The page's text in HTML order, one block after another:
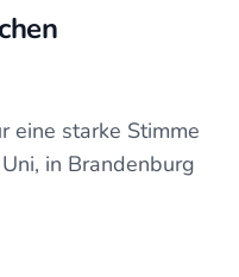
eine starke Stimme
in Brandenburg